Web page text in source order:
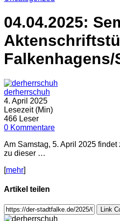
04.04.2025:
Falkenhagens/
derherrschuh
4. April 2025
Lesezeit (Min)
466 Leser
0 Kommentare
Am Samstag, 5. April 2025
zu dieser …
[mehr]
Artikel teilen
Link